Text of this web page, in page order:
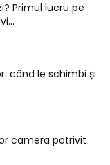
Primul lucru pe
când le schimbi și
camera potrivit